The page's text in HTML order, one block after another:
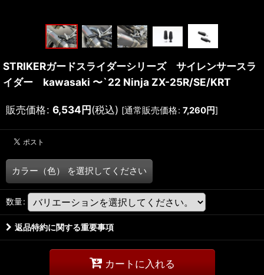
STRIKERガードスライダーシリーズ サイレンサースラ
イダー kawasaki 〜`22 Ninja ZX-25R/SE/KRT
販売価格: 6,534円(税込) [通常販売価格: 7,260円]
カラー（色） を選択してください
数量:
返品特約に関する重要事項
カートに入れる